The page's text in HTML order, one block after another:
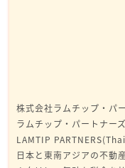
株式会社ラムチップ・パ
ラムチップ・パートナー
LAMTIP
日本と東南アジアの不動